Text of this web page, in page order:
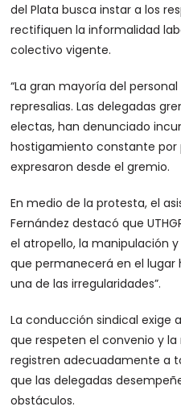
del Plata busca instar a los
rectifiquen la informalidad
colectivo vigente.
“La gran mayoría del
represalias. Las delegadas
electas, han denunciado
hostigamiento constante por
expresaron desde el gremio.
En medio de la protesta, el
Fernández destacó que
el atropello, la manipulación
que permanecerá en el
una de las irregularidades”.
La conducción sindical exige
que respeten el convenio y
registren adecuadamente a
que las delegadas
obstáculos.